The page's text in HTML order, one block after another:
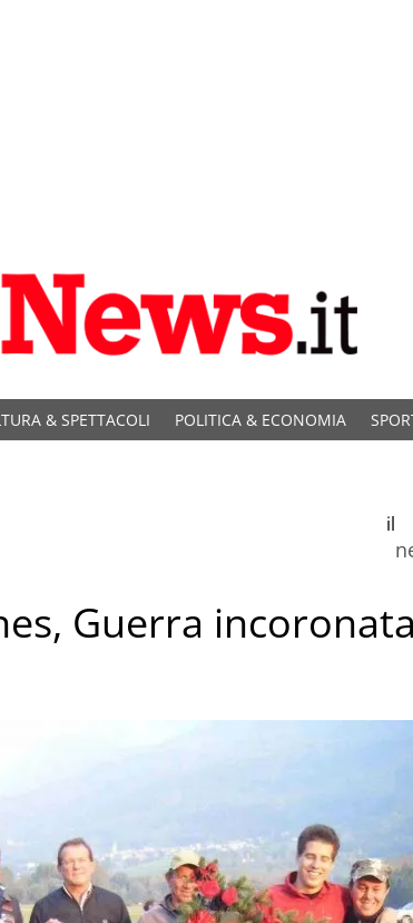
& SPETTACOLI POLITICA & ECONOMIA
il
Guerra